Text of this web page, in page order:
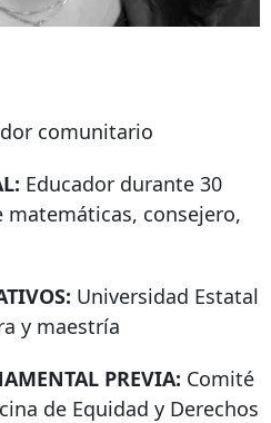
comunitario
Educador durante 30
consejero,
Universidad Estatal
y maestría
PREVIA: Comité
de Equidad y Derechos